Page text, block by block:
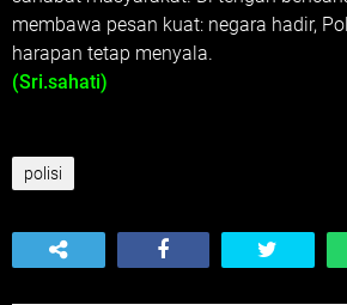
membawa pesan kuat: negara hadir,
harapan tetap menyala.
(Sri.sahati)
polisi